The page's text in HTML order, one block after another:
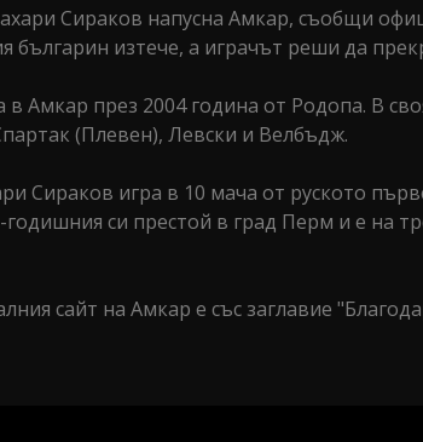
Сираков напусна Амкар, съобщи
българин изтече, а играчът реши да
Амкар през 2004 година от Родопа. В
(Плевен), Левски и Велбъдж.
Сираков игра в 10 мача от руското
си престой в град Перм и е на
сайт на Амкар е със заглавие